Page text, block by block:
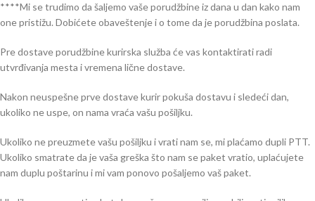
****Mi se trudimo da šaljemo vaše porudžbine iz dana u dan kako nam
one pristižu. Dobićete obaveštenje i o tome da je porudžbina poslata.
Pre dostave porudžbine kurirska služba će vas kontaktirati radi
utvrđivanja mesta i vremena lične dostave.
Nakon neuspešne prve dostave kurir pokuša dostavu i sledeći dan,
ukoliko ne uspe, on nama vraća vašu pošiljku.
Ukoliko ne preuzmete vašu pošiljku i vrati nam se, mi plaćamo dupli PTT.
Ukoliko smatrate da je vaša greška što nam se paket vratio, uplaćujete
nam duplu poštarinu i mi vam ponovo pošaljemo vaš paket.